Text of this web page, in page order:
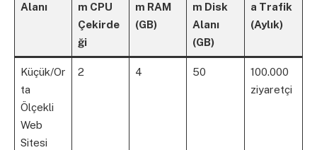
Alanı
m CPU
Çekirde
ği
m RAM
(GB)
m Disk
Alanı
(GB)
a Trafik
(Aylık)
Küçük/Or
ta
Ölçekli
Web
Sitesi
2 4 50
100.000
ziyaretçi